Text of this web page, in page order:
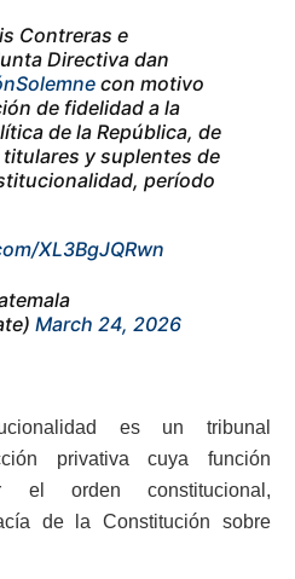
Contreras e
Directiva dan
con motivo
de fidelidad a la
de la República, de
y suplentes de
período
XL3BgJQRwn
March 24, 2026
es un tribunal
privativa cuya función
el orden constitucional,
de la Constitución sobre